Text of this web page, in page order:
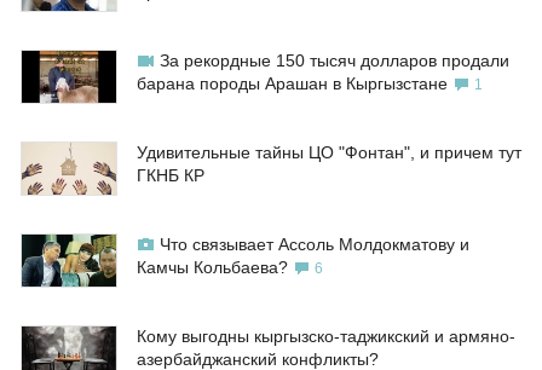
За рекордные 150 тысяч долларов продали
барана породы Арашан в Кыргызстане
1
Удивительные тайны ЦО "Фонтан", и причем тут
ГКНБ КР
Что связывает Ассоль Молдокматову и
Камчы Кольбаева?
6
Кому выгодны кыргызско-таджикский и армяно-
азербайджанский конфликты?